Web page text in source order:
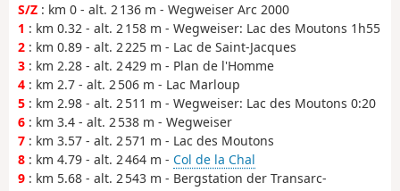
S/Z : km 0 - alt. 2 136 m - Wegweiser Arc 2000
1 : km 0.32 - alt. 2 158 m - Wegweiser: Lac des Moutons 1h55
2 : km 0.89 - alt. 2 225 m - Lac de Saint-Jacques
3 : km 2.28 - alt. 2 429 m - Plan de l'Homme
4 : km 2.7 - alt. 2 506 m - Lac Marloup
5 : km 2.98 - alt. 2 511 m - Wegweiser: Lac des Moutons 0:20
6 : km 3.4 - alt. 2 538 m - Wegweiser
7 : km 3.57 - alt. 2 571 m - Lac des Moutons
8 : km 4.79 - alt. 2 464 m - Col de la Chal
9 : km 5.68 - alt. 2 543 m - Bergstation der Transarc-